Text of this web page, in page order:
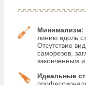
Минимализм:
линию вдоль
Отсутствие
саморезов,
законченным и
Идеальные